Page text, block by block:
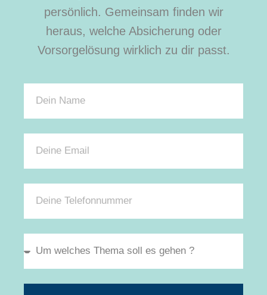
persönlich. Gemeinsam finden wir
heraus, welche Absicherung oder
Vorsorgelösung wirklich zu dir passt.